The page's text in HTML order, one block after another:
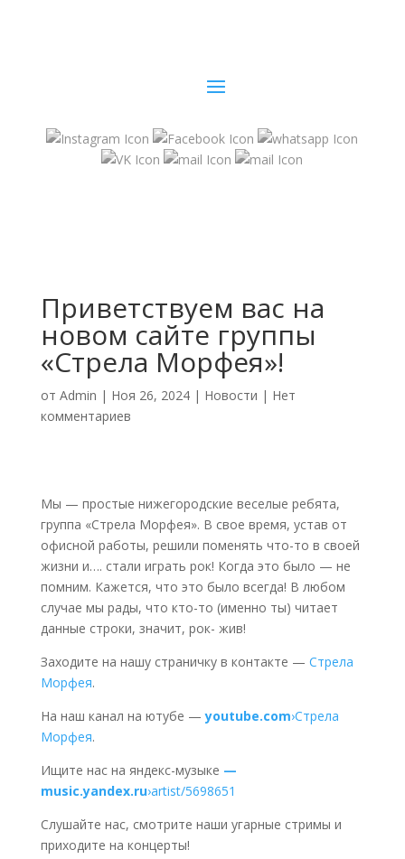
Приветствуем вас на
новом сайте группы
«Стрела Морфея»!
от Admin | Ноя 26, 2024| Новости | Нет
комментариев
Мы — простые нижегородские веселые ребята,
группа «Стрела Морфея». В свое время, устав от
офисной работы, решили поменять что-то в своей
жизни и…. стали играть рок! Когда это было — не
помним. Кажется, что это было всегда! В любом
случае мы рады, что кто-то (именно ты) читает
данные строки, значит, рок- жив!
Заходите на нашу страничку в контакте — Стрела
Морфея.
На наш канал на ютубе —youtube.com›Стрела
Морфея.
Ищите нас на яндекс-музыке —
music.yandex.ru›artist/5698651
Слушайте нас, смотрите наши угарные стримы и
приходите на концерты!